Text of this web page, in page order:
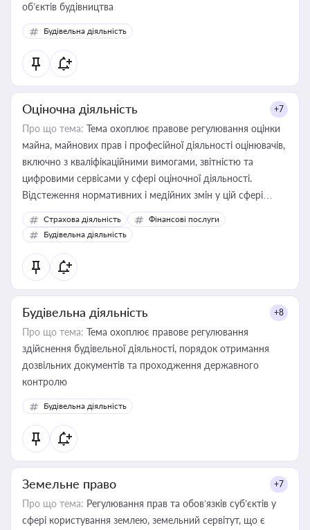
об’єктів будівництва
Будівельна діяльність
Оціночна діяльність +7
Про що тема: Тема охоплює правове регулювання оцінки
майна, майнових прав і професійної діяльності оцінювачів,
включно з кваліфікаційними вимогами, звітністю та
цифровими сервісами у сфері оціночної діяльності.
Відстеження нормативних і медійних змін у цій сфері
корисне для власника бізнесу, керівника, юриста або
бухгалтера під час оподаткування, приватизації, оренди
державного майна, корпоративних угод і перевірки
статусу суб'єктів оціночної діяльності
Страхова діяльність
Фінансові послуги
Будівельна діяльність
Будівельна діяльність +8
Про що тема: Тема охоплює правове регулювання
здійснення будівельної діяльності, порядок отримання
дозвільних документів та проходження державного
контролю
Будівельна діяльність
Земельне право +7
Про що тема: Регулювання прав та обов’язків суб’єктів у
сфері користування землею, земельний сервітут, що є